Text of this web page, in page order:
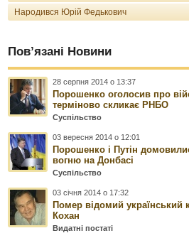
Народився Юрій Федькович
Пов’язані Новини
28 серпня 2014 о 13:37
Порошенко оголосив про
терміново скликає РНБО
Суспільство
03 вересня 2014 о 12:01
Порошенко і Путін
вогню на Донбасі
Суспільство
03 січня 2014 о 17:32
Помер відомий український
Кохан
Видатні постаті